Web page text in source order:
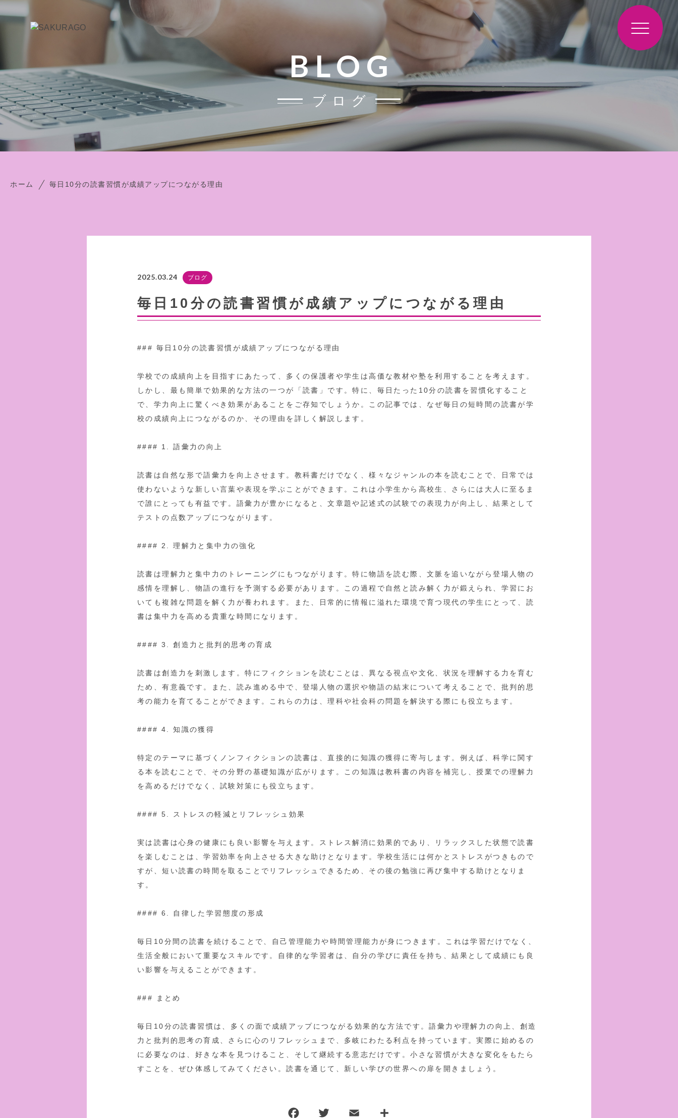
BLOG
ブログ
ホーム 毎日10分の読書習慣が成績アップにつながる理由
2025.03.24 ブログ
毎日10分の読書習慣が成績アップにつながる理由
### 毎日10分の読書習慣が成績アップにつながる理由
学校での成績向上を目指すにあたって、多くの保護者や学生は高価な教材や塾を利用することを考えます。
しかし、最も簡単で効果的な方法の一つが「読書」です。特に、毎日たった10分の読書を習慣化すること
で、学力向上に驚くべき効果があることをご存知でしょうか。この記事では、なぜ毎日の短時間の読書が学
校の成績向上につながるのか、その理由を詳しく解説します。
#### 1. 語彙力の向上
読書は自然な形で語彙力を向上させます。教科書だけでなく、様々なジャンルの本を読むことで、日常では
使わないような新しい言葉や表現を学ぶことができます。これは小学生から高校生、さらには大人に至るま
で誰にとっても有益です。語彙力が豊かになると、文章題や記述式の試験での表現力が向上し、結果として
テストの点数アップにつながります。
#### 2. 理解力と集中力の強化
読書は理解力と集中力のトレーニングにもつながります。特に物語を読む際、文脈を追いながら登場人物の
感情を理解し、物語の進行を予測する必要があります。この過程で自然と読み解く力が鍛えられ、学習にお
いても複雑な問題を解く力が養われます。また、日常的に情報に溢れた環境で育つ現代の学生にとって、読
書は集中力を高める貴重な時間になります。
#### 3. 創造力と批判的思考の育成
読書は創造力を刺激します。特にフィクションを読むことは、異なる視点や文化、状況を理解する力を育む
ため、有意義です。また、読み進める中で、登場人物の選択や物語の結末について考えることで、批判的思
考の能力を育てることができます。これらの力は、理科や社会科の問題を解決する際にも役立ちます。
#### 4. 知識の獲得
特定のテーマに基づくノンフィクションの読書は、直接的に知識の獲得に寄与します。例えば、科学に関す
る本を読むことで、その分野の基礎知識が広がります。この知識は教科書の内容を補完し、授業での理解力
を高めるだけでなく、試験対策にも役立ちます。
#### 5. ストレスの軽減とリフレッシュ効果
実は読書は心身の健康にも良い影響を与えます。ストレス解消に効果的であり、リラックスした状態で読書
を楽しむことは、学習効率を向上させる大きな助けとなります。学校生活には何かとストレスがつきもので
すが、短い読書の時間を取ることでリフレッシュできるため、その後の勉強に再び集中する助けとなりま
す。
#### 6. 自律した学習態度の形成
毎日10分間の読書を続けることで、自己管理能力や時間管理能力が身につきます。これは学習だけでなく、
生活全般において重要なスキルです。自律的な学習者は、自分の学びに責任を持ち、結果として成績にも良
い影響を与えることができます。
### まとめ
毎日10分の読書習慣は、多くの面で成績アップにつながる効果的な方法です。語彙力や理解力の向上、創造
力と批判的思考の育成、さらに心のリフレッシュまで、多岐にわたる利点を持っています。実際に始めるの
に必要なのは、好きな本を見つけること、そして継続する意志だけです。小さな習慣が大きな変化をもたら
すことを、ぜひ体感してみてください。読書を通じて、新しい学びの世界への扉を開きましょう。